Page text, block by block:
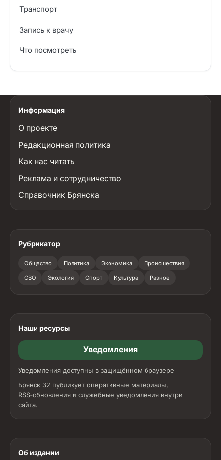
Транспорт
Запись к врачу
Что посмотреть
Информация
О проекте
Редакционная политика
Как нас читать
Реклама и сотрудничество
Справочник Брянска
Рубрикатор
Общество Политика Экономика Происшествия
СВО Экология Спорт Культура Разное
Наши ресурсы
Уведомления
Уведомления доступны в защищённом браузере
Брянск 32 публикует оперативные материалы,
RSS‑обновления и служебные уведомления внутри
сайта.
Об издании